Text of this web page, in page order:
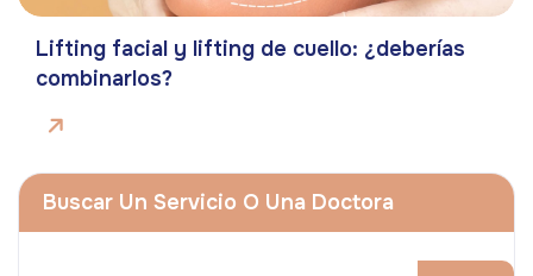
Lifting facial y lifting de cuello: ¿deberías
combinarlos?
Buscar Un Servicio O Una Doctora